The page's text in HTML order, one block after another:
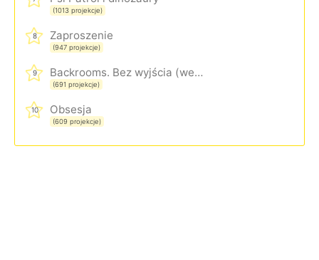
(1013 projekcje)
8 Zaproszenie
(947 projekcje)
9 Backrooms. Bez wyjścia (wersja rozszerzona)
(691 projekcje)
10 Obsesja
(609 projekcje)